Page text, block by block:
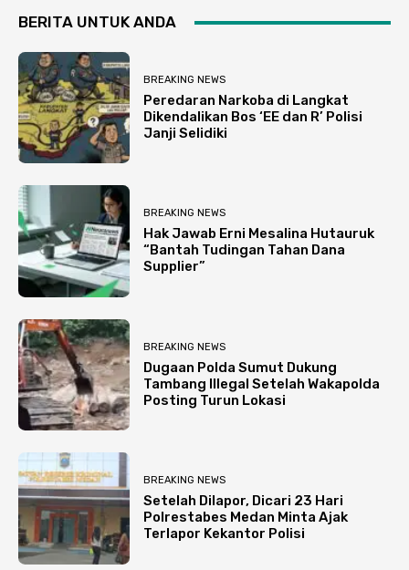
BERITA UNTUK ANDA
BREAKING NEWS
Peredaran Narkoba di Langkat
Dikendalikan Bos ‘EE dan R’ Polisi
Janji Selidiki
BREAKING NEWS
Hak Jawab Erni Mesalina Hutauruk
“Bantah Tudingan Tahan Dana
Supplier”
BREAKING NEWS
Dugaan Polda Sumut Dukung
Tambang Illegal Setelah Wakapolda
Posting Turun Lokasi
BREAKING NEWS
Setelah Dilapor, Dicari 23 Hari
Polrestabes Medan Minta Ajak
Terlapor Kekantor Polisi